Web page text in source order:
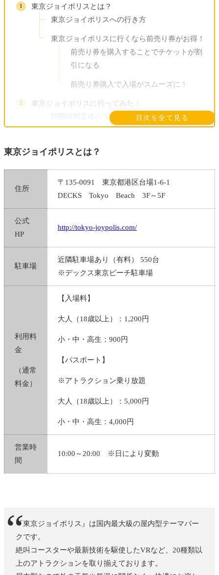
目次を全て見る
東京ジョイポリスとは？
東京ジョイポリスへの行き方
東京ジョイポリスに行くなら前売り券がお得！
前売り券を購入することでチケットが割
引になる
前売り券購入で入場がスムーズに！
東京ジョイポリスに行ってみた！
開園時間直後のタイミングでアトラクションを
堪能
園内に広がる”SEGA”
カフェ＆休憩スポットも完備
東京ジョイポリスの感想
超好立地＆再入場OKなので観光プランに組み
室内テーマパークだけどスリル満点！
りたい
【まとめ】
東京ジョイポリスとは？
住所
〒135-0091 東京都港区台場1-6-1
DECKS Tokyo Beach 3F～5F
公式
HP
http://tokyo-joypolis.com/
駐車場
近隣駐車場あり（有料） 550台
※デックス東京ビーチ駐車場
利用料
金
（通常
料金）
【入場料】
大人（18歳以上）：1,200円
小・中・高生：900円
【パスポート】
※アトラクション乗り放題
大人（18歳以上）：5,000円
小・中・高生：4,000円
営業時
間
10:00～20:00 ※日により変動
『東京ジョイポリス』は国内最大級の屋内型テーマパー
クです。
絶叫コースターや最新技術を駆使したVRなど、20種類以
上のアトラクションを取り揃えております。